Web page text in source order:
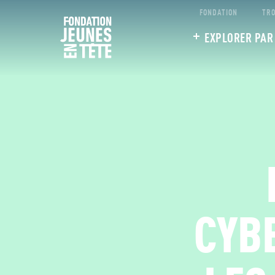
FONDATION
EXPLORER